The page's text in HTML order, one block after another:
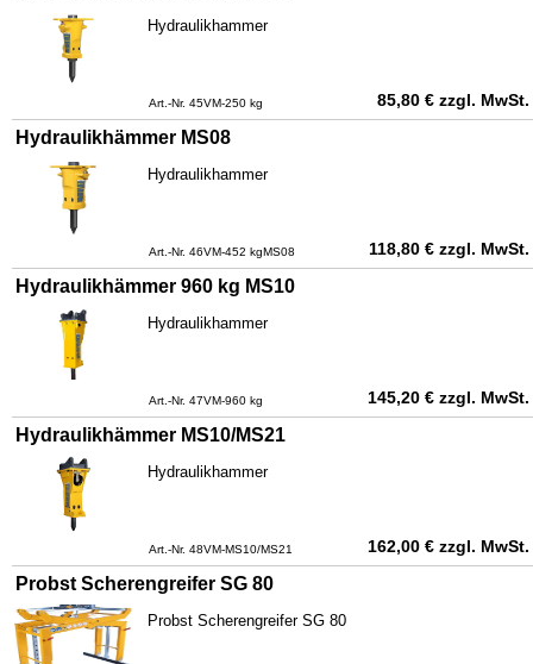
Hydraulikhammer
Art.-Nr. 45VM-250 kg 85,80 € zzgl. MwSt.
Hydraulikhämmer MS08
Hydraulikhammer
Art.-Nr. 46VM-452 kgMS08 118,80 € zzgl. MwSt.
Hydraulikhämmer 960 kg MS10
Hydraulikhammer
Art.-Nr. 47VM-960 kg 145,20 € zzgl. MwSt.
Hydraulikhämmer MS10/MS21
Hydraulikhammer
Art.-Nr. 48VM-MS10/MS21 162,00 € zzgl. MwSt.
Probst Scherengreifer SG 80
Probst Scherengreifer SG 80